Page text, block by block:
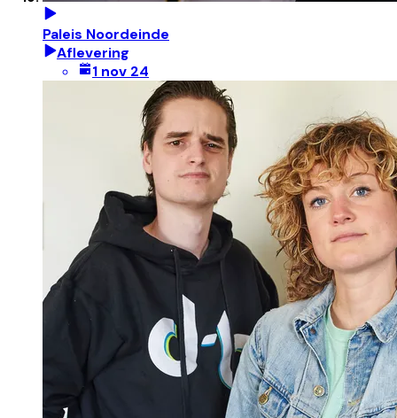
Paleis Noordeinde
Aflevering
1 nov 24